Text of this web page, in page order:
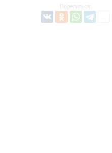
Поделиться: